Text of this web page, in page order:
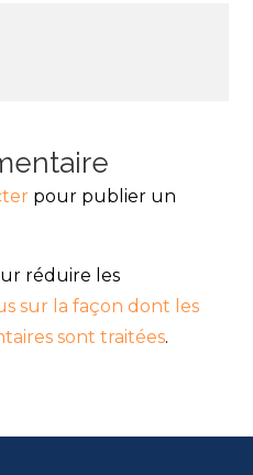
pour publier un
réduire les
sur la façon dont les
sont traitées.